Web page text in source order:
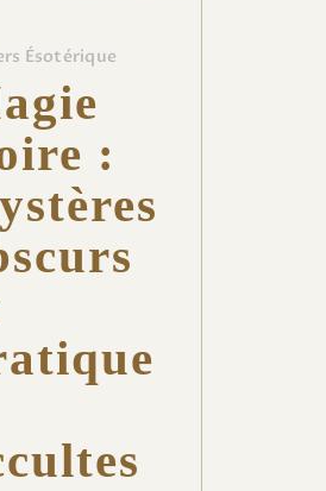
Ésotérique
: